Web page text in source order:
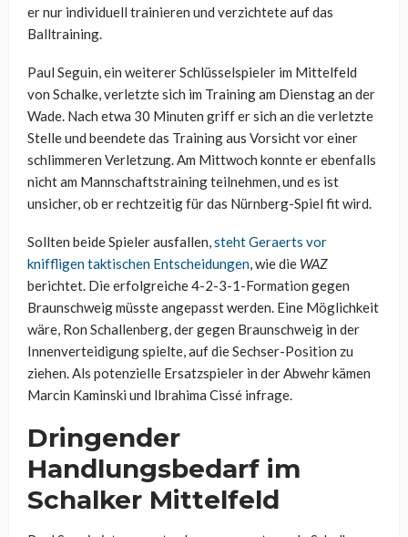
er nur individuell trainieren und verzichtete auf das
Balltraining.
Paul Seguin, ein weiterer Schlüsselspieler im Mittelfeld
von Schalke, verletzte sich im Training am Dienstag an der
Wade. Nach etwa 30 Minuten griff er sich an die verletzte
Stelle und beendete das Training aus Vorsicht vor einer
schlimmeren Verletzung. Am Mittwoch konnte er ebenfalls
nicht am Mannschaftstraining teilnehmen, und es ist
unsicher, ob er rechtzeitig für das Nürnberg-Spiel fit wird.
Sollten beide Spieler ausfallen,steht Geraerts vor
kniffligen taktischen Entscheidungen, wie die WAZ
berichtet. Die erfolgreiche 4-2-3-1-Formation gegen
Braunschweig müsste angepasst werden. Eine Möglichkeit
wäre, Ron Schallenberg, der gegen Braunschweig in der
Innenverteidigung spielte, auf die Sechser-Position zu
ziehen. Als potenzielle Ersatzspieler in der Abwehr kämen
Marcin Kaminski und Ibrahima Cissé infrage.
Dringender
Handlungsbedarf im
Schalker Mittelfeld